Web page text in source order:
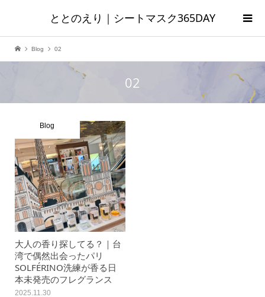
ととのえり｜シートマスク365DAY
Blog 02
02
Blog
大人の香り探してる？｜台
湾で偶然出会ったパリ
SOLFÉRINO洗練が香る日
本未発売のフレグランス
2025.11.30